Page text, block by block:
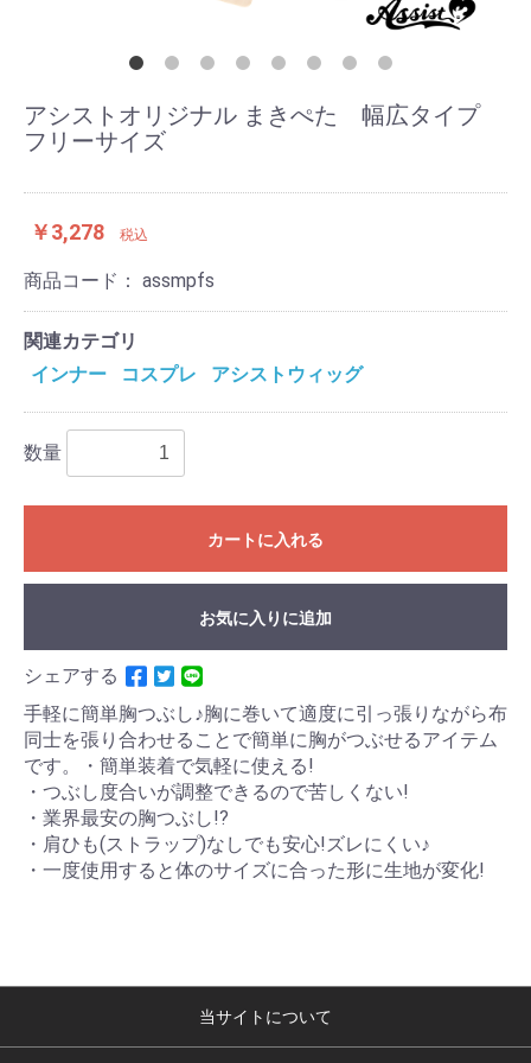
アシストオリジナル まきぺた 幅広タイプ
フリーサイズ
￥3,278 税込
商品コード： assmpfs
関連カテゴリ
インナー
コスプレ アシストウィッグ
数量
カートに入れる
お気に入りに追加
シェアする
手軽に簡単胸つぶし♪胸に巻いて適度に引っ張りながら布
同士を張り合わせることで簡単に胸がつぶせるアイテム
です。・簡単装着で気軽に使える!
・つぶし度合いが調整できるので苦しくない!
・業界最安の胸つぶし!?
・肩ひも(ストラップ)なしでも安心!ズレにくい♪
・一度使用すると体のサイズに合った形に生地が変化!
当サイトについて